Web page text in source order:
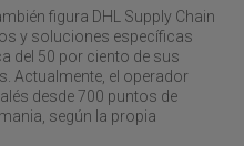
figura DHL Supply Chain
y soluciones específicas
del 50 por ciento de sus
Actualmente, el operador
desde 700 puntos de
según la propia